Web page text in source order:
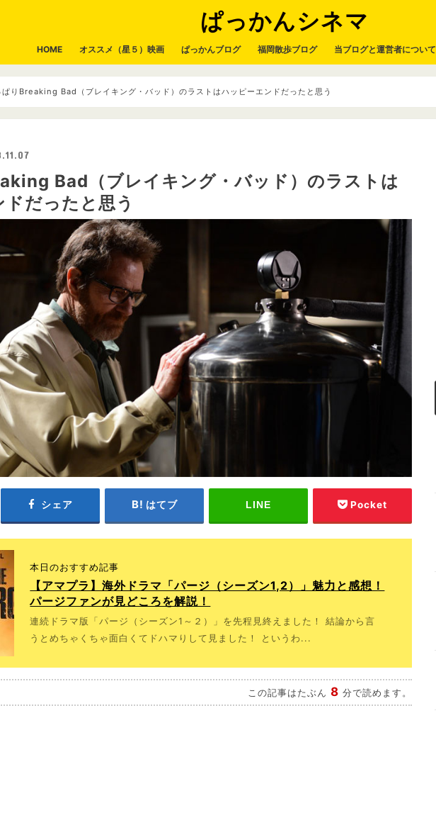
ぱっかんシネマ
HOME オススメ（星５）映画 ぱっかんブログ 福岡散歩ブログ 当ブログと運営者について
ぱりBreaking Bad（ブレイキング・バッド）のラストはハッピーエンドだったと思う
Bad（ブレイキング・バッド）のラストは
だったと思う
シェア はてブ LINE Pocket
本日のおすすめ記事
【アマプラ】海外ドラマ「パージ（シーズン1,2）」魅力と感想！
パージファンが見どころを解説！
連続ドラマ版「パージ（シーズン1～２）」を先程見終えました！ 結論から言
うとめちゃくちゃ面白くてドハマりして見ました！ というわ...
この記事はたぶん 8 分で読めます。